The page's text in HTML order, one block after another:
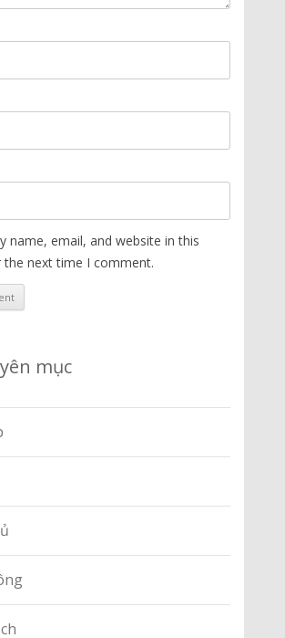
name, email, and website in this
next time I comment.
mục